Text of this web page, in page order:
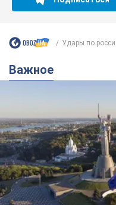
Какой была
Украины и почему
империя: об этом
Государственным
и припев песни
3 години тому 12,7 т.